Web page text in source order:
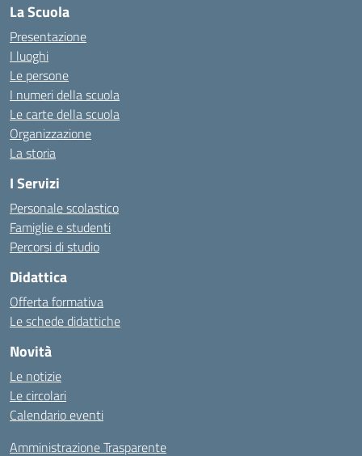
La Scuola
Presentazione
I luoghi
Le persone
I numeri della scuola
Le carte della scuola
Organizzazione
La storia
I Servizi
Personale scolastico
Famiglie e studenti
Percorsi di studio
Didattica
Offerta formativa
Le schede didattiche
Novità
Le notizie
Le circolari
Calendario eventi
Amministrazione Trasparente